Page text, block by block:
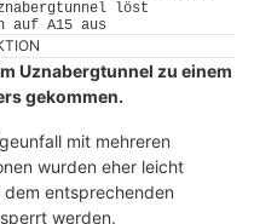
Uznabergtunnel zu einem
gekommen.
mit mehreren
wurden eher leicht
entsprechenden
werden.